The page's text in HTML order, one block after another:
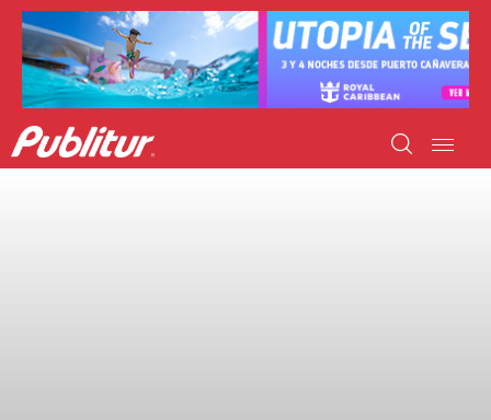
INICIO
INDUSTRIA TURÍSTICA